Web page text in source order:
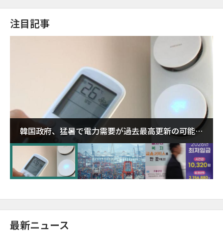
注目記事
韓国政府、猛暑で電力需要が過去最高更新の可能性
に需給対応体制を点検
最新ニュース